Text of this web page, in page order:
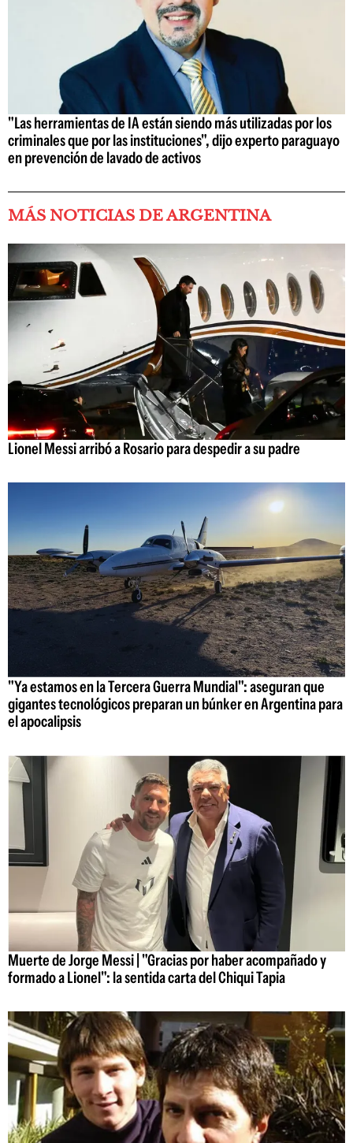
"Las herramientas de IA están siendo más utilizadas por los
criminales que por las instituciones", dijo experto paraguayo
en prevención de lavado de activos
MÁS NOTICIAS DE ARGENTINA
Lionel Messi arribó a Rosario para despedir a su padre
"Ya estamos en la Tercera Guerra Mundial": aseguran que
gigantes tecnológicos preparan un búnker en Argentina para
el apocalipsis
Muerte de Jorge Messi | "Gracias por haber acompañado y
formado a Lionel": la sentida carta del Chiqui Tapia